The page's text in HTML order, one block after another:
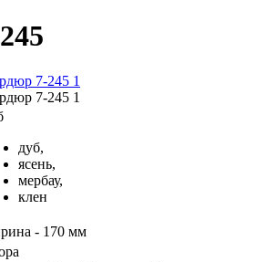
дуб,
ясень,
мербау,
клен
- 170 мм